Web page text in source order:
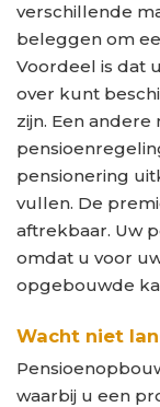
verschillende
beleggen om
Voordeel is dat
over kunt
zijn. Een
pensionering
vullen. De
aftrekbaar. Uw
omdat u voor
opgebouwde
Wacht niet
waarbij u een